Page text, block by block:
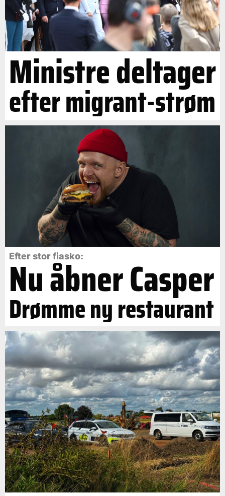
Ministre deltager
efter migrant-strøm
Efter stor fiasko:
Nu åbner Casper
Drømme ny restaurant